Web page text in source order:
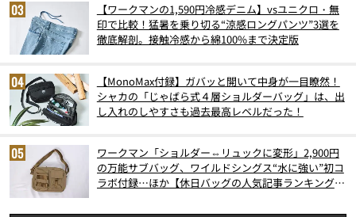
【ワークマンの1,590円冷感デニム】vsユニクロ・無
印で比較！猛暑を乗り切る“涼感ロングパンツ”3選を
徹底解剖。接触冷感から綿100%まで決定版
【MonoMax付録】ガバッと開いて中身が一目瞭然！
シャカの「じゃばら式４層ショルダーバッグ」は、出
し入れのしやすさも過去最高レベルだった！
ワークマン「ショルダー⇔リュックに変形」2,900円
の万能サブバッグ、ワイルドシングス“水に強い”初コ
ラボ付録…ほか【休日バッグの人気記事ランキングベ